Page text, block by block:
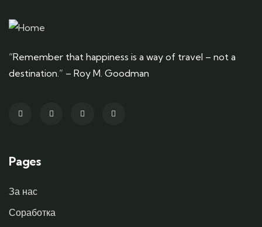
“Remember that happiness is a way of travel – not a
destination.” – Roy M. Goodman
Pages
За нас
Соработка